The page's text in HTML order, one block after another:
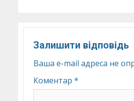
Залишити відповідь
Ваша e-mail адреса не
Коментар *